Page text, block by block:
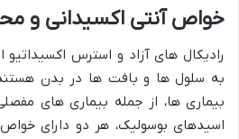
خواص آنتی اکسیدانی و
رادیکال های آزاد و استرس
به سلول ها و بافت ها در بدن
بیماری ها، از جمله بیماری های
اسیدهای بوسولیک، هر دو دارای